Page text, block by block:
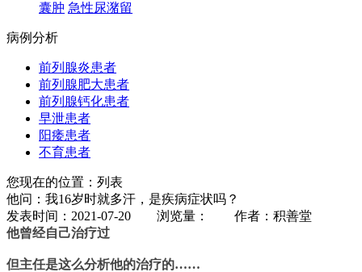
囊肿 急性尿潴留
病例分析
前列腺炎患者
前列腺肥大患者
前列腺钙化患者
早泄患者
阳痿患者
不育患者
您现在的位置：列表
他问：我16岁时就多汗，是疾病症状吗？
发表时间：2021-07-20 浏览量：
作者：积善堂
他曾经自己治疗过
但主任是这么分析他的治疗的……